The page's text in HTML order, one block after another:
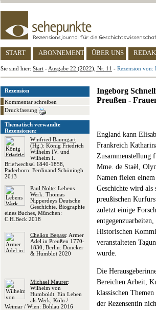
START ABONNEMENT ÜBER UNS
Sie sind hier: Start - Ausgabe 22 (2022), Nr. 11 - Rezension von:
Rezension
Kommentar schreiben
Druckfassung
Thematisch verwandte
Rezensionen:
Winfried Baumgart
(Hg.): König Friedrich
Wilhelm IV. und
Wilhelm I.
Briefwechsel 1840-1858,
Paderborn: Ferdinand Schöningh
2013
Paul Nolte: Lebens
Werk. Thomas
Nipperdeys Deutsche
Geschichte. Biographie
eines Buches, München:
C.H.Beck 2018
Chelion Begass: Armer
Adel in Preußen 1770-
1830, Berlin: Duncker
& Humblot 2020
Michael Maurer:
Wilhelm von
Humboldt. Ein Leben
als Werk, Köln /
Weimar / Wien: Böhlau 2016
Ingeborg
Preußen -
England kann
Frankreich
Zusammenstellung
Mme. de Staël,
Namen fielen
Geschichte wird als
preußischen
zuletzt einige
Historischen
veranstalteten
wurde.
Die
Bereichen Arbeit,
klassischen
der Rezensentin